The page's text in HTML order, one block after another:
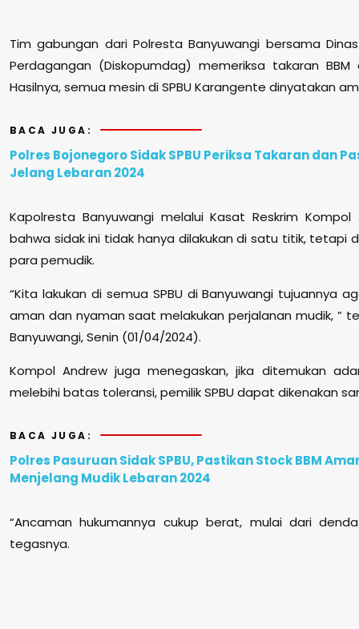
Tim gabungan dari Polresta Banyuwangi bersama
Perdagangan (Diskopumdag) memeriksa takaran
Hasilnya, semua mesin di SPBU Karangente dinyatakan
BACA JUGA:
Polres Bojonegoro Sidak SPBU Periksa Takaran dan
Jelang Lebaran 2024
Kapolresta Banyuwangi melalui Kasat Reskrim
bahwa sidak ini tidak hanya dilakukan di satu titik, tetapi
para pemudik.
“Kita lakukan di semua SPBU di Banyuwangi tujuannya
aman dan nyaman saat melakukan perjalanan mudik, ”
Banyuwangi, Senin (01/04/2024).
Kompol Andrew juga menegaskan, jika ditemukan
melebihi batas toleransi, pemilik SPBU dapat dikenakan
BACA JUGA:
Polres Pasuruan Sidak SPBU, Pastikan Stock BBM
Menjelang Mudik Lebaran 2024
“Ancaman hukumannya cukup berat, mulai dari
tegasnya.